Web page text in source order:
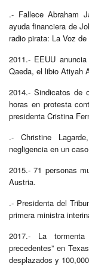
.- Fallece Abraham
ayuda financiera de
radio pirata: La Voz
2011.- EEUU
Qaeda, el libio Atiyah
2014.- Sindicatos de
horas en protesta
presidenta Cristina
.- Christine
negligencia en un
2015.- 71 personas
Austria.
.- Presidenta del
primera ministra
2017.- La
precedentes” en
desplazados y